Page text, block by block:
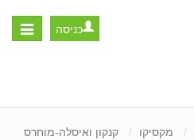
Toggle
כניסה
מקסיקו קנקון ואיסלה-מוחרס